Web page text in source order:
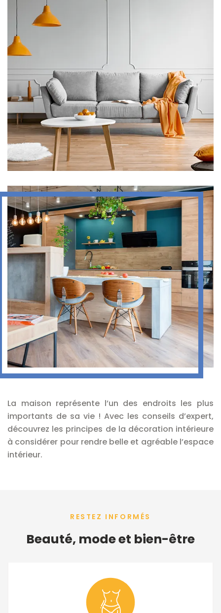
La maison représente l’un des endroits les plus
importants de sa vie ! Avec les conseils d’expert,
découvrez les principes de la décoration intérieure
à considérer pour rendre belle et agréable l’espace
intérieur.
RESTEZ INFORMÉS
Beauté, mode et bien-être